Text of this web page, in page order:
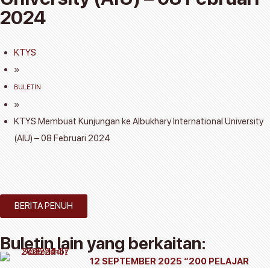
2024
KTYS
»
BULETIN
»
KTYS Membuat Kunjungan ke Albukhary International University
(AIU) – 08 Februari 2024
BERITA PENUH
Buletin lain yang berkaitan:
12 SEPTEMBER 2025 “200 PELAJAR